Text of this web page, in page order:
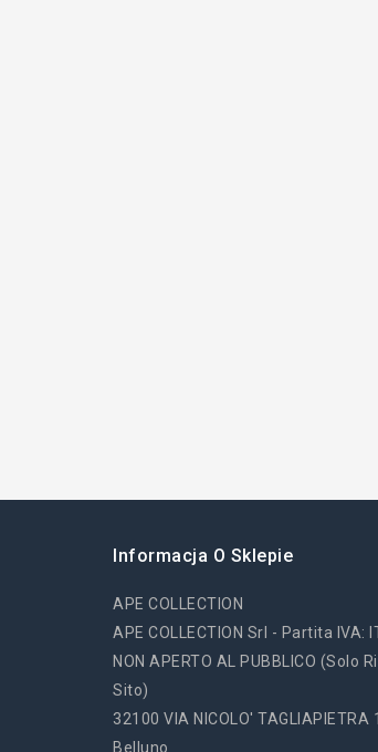
Informacja O Sklepie
APE COLLECTION
APE COLLECTION Srl - Partita IVA:
NON APERTO AL PUBBLICO (solo
Sito)
32100 VIA NICOLO' TAGLIAPIETRA
Belluno